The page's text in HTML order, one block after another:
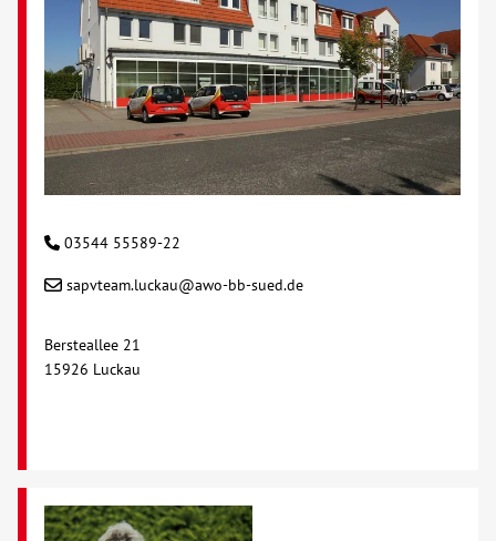
Ausbildung
Glossar
Suche
Kontakt
03544 55589-22
sapvteam.luckau@awo-bb-sued.de
Bersteallee 21
15926 Luckau